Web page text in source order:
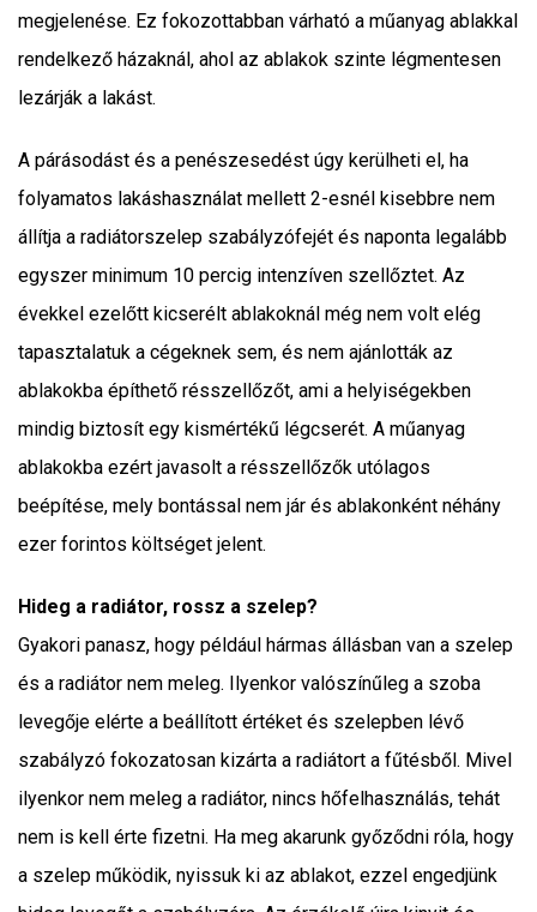
megjelenése. Ez fokozottabban várható a műanyag ablakkal
rendelkező házaknál, ahol az ablakok szinte légmentesen
lezárják a lakást.
A párásodást és a penészesedést úgy kerülheti el, ha
folyamatos lakáshasználat mellett 2-esnél kisebbre nem
állítja a radiátorszelep szabályzófejét és naponta legalább
egyszer minimum 10 percig intenzíven szellőztet. Az
évekkel ezelőtt kicserélt ablakoknál még nem volt elég
tapasztalatuk a cégeknek sem, és nem ajánlották az
ablakokba építhető résszellőzőt, ami a helyiségekben
mindig biztosít egy kismértékű légcserét. A műanyag
ablakokba ezért javasolt a résszellőzők utólagos
beépítése, mely bontással nem jár és ablakonként néhány
ezer forintos költséget jelent.
Hideg a radiátor, rossz a szelep?
Gyakori panasz, hogy például hármas állásban van a szelep
és a radiátor nem meleg. Ilyenkor valószínűleg a szoba
levegője elérte a beállított értéket és szelepben lévő
szabályzó fokozatosan kizárta a radiátort a fűtésből. Mivel
ilyenkor nem meleg a radiátor, nincs hőfelhasználás, tehát
nem is kell érte fizetni. Ha meg akarunk győződni róla, hogy
a szelep működik, nyissuk ki az ablakot, ezzel engedjünk